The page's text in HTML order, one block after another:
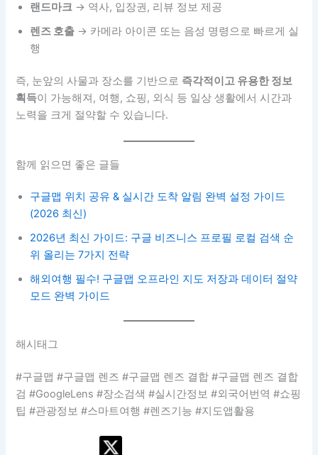
랜드마크 → 역사, 입장권, 리뷰 정보 제공
렌즈 호출 → 카메라 아이콘 또는 음성 명령으로 빠르게 실
행
즉, 눈앞의 사물과 장소를 기반으로 즉각적이고 유용한 정보
획득이 가능해져, 여행, 쇼핑, 외식 등 일상 생활에서 시간과
노력을 크게 절약할 수 있습니다.
함께 읽으면 좋은 글들
구글맵 위치 공유 & 실시간 도착 알림 완벽 설정 가이드
(2026 최신)
2026년 최신 가이드: 구글 비즈니스 프로필 로컬 검색 순
위 올리는 7가지 전략
해외여행 필수! 구글맵 오프라인 지도 저장과 데이터 절약
모드 완벽 가이드
해시태그
#구글맵 #구글맵 렌즈 #구글맵 렌즈 결합 #구글맵 렌즈 결합
검 #GoogleLens #장소검색 #실시간정보 #외국어번역 #쇼핑
팁 #관광정보 #스마트여행 #렌즈기능 #지도앱활용